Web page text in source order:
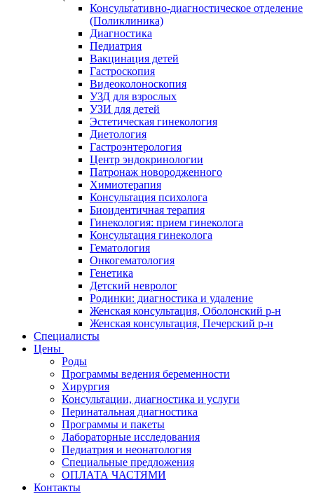
Консультативно-диагностическое отделение
(Поликлиника)
Диагностика
Педиатрия
Вакцинация детей
Гастроскопия
Видеоколоноскопия
УЗД для взрослых
УЗИ для детей
Эстетическая гинекология
Диетология
Гастроэнтерология
Центр эндокринологии
Патронаж новородженного
Химиотерапия
Консультация психолога
Биоидентичная терапия
Гинекология: прием гинеколога
Консультация гинеколога
Гематология
Онкогематология
Генетика
Детский невролог
Родинки: диагностика и удаление
Женская консультация, Оболонский р-н
Женская консультация, Печерский р-н
Специалисты
Цены
Роды
Программы ведения беременности
Хирургия
Консультации, диагностика и услуги
Перинатальная диагностика
Программы и пакеты
Лабораторные исследования
Педиатрия и неонатология
Специальные предложения
ОПЛАТА ЧАСТЯМИ
Контакты